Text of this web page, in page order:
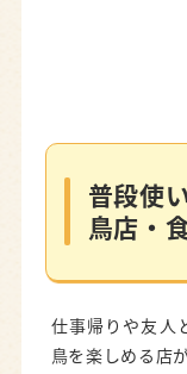
普段使
鳥店・
仕事帰りや友人
鳥を楽しめる店